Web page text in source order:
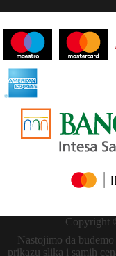
Copyright
Nastojimo da
prikazu slika i samih